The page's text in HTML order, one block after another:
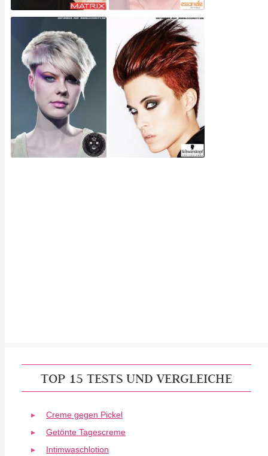
TOP 15 TESTS UND VERGLEICHE
Creme gegen Pickel
Getönte Tagescreme
Intimwaschlotion